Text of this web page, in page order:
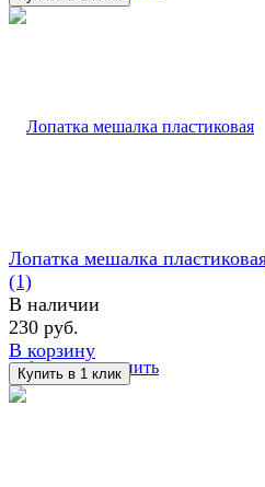
избранное сравнить
Лопатка мешалка
(1)
В наличии
230 руб.
В корзину